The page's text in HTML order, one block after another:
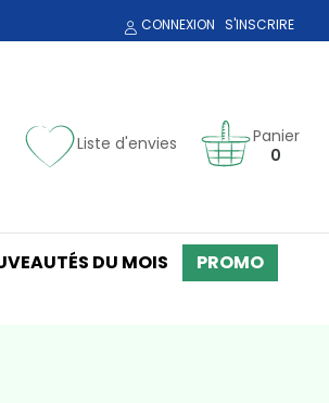
CONNEXION S'INSCRIRE
Liste d'envies
Panier
0
DU MOIS PROMO